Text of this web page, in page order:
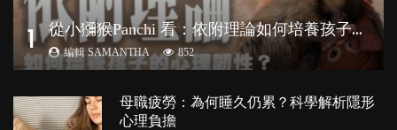
1 從
小獼猴Panchi 看：依附理論如何培養孩子心理韌性？
編輯 SAMANTHA 852
母職疲勞：為何睡久仍累？科學解析隱形
心理負擔